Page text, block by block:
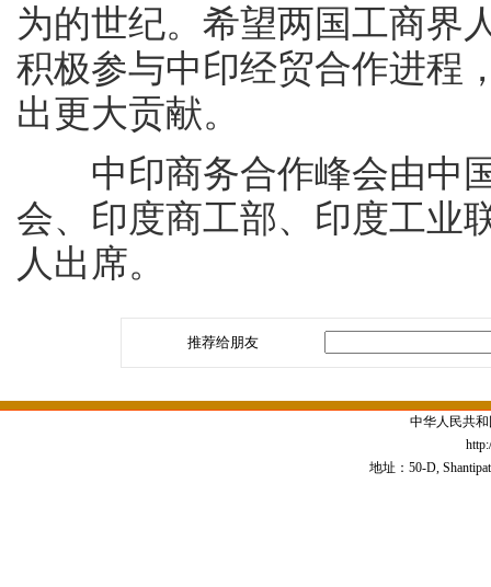
为的世纪。希望两国工商界
积极参与中印经贸合作进程
出更大贡献。
中印商务合作峰会由中国
会、印度商工部、印度工业
人出席。
推荐给朋友
中华人民共
地址：50-D,